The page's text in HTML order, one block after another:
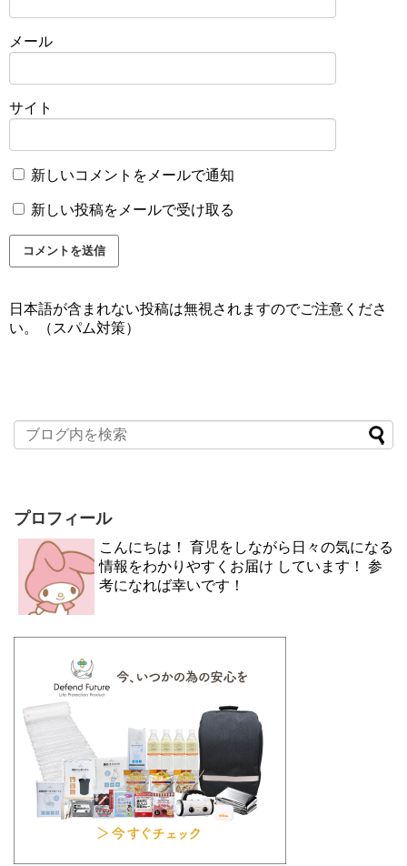
メール
サイト
新しいコメントをメールで通知
新しい投稿をメールで受け取る
日本語が含まれない投稿は無視されますのでご注意くださ
い。（スパム対策）
プロフィール
こんにちは！ 育児をしながら日々の気になる
情報をわかりやすくお届け しています！ 参
考になれば幸いです！